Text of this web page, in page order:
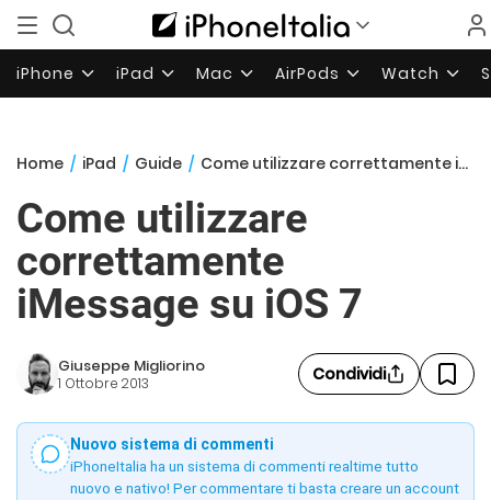
iPhone iPad Mac AirPods Watch
Home / iPad / Guide / Come utilizzare correttamente iMessage su iOS 7
Come utilizzare
correttamente
iMessage su iOS 7
Giuseppe Migliorino
1 Ottobre 2013 Condividi
Nuovo sistema di commenti
iPhoneItalia ha un sistema di commenti realtime tutto
nuovo e nativo! Per commentare ti basta creare un account